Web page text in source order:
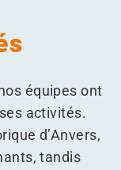
équipes ont
activités.
d’Anvers,
tandis